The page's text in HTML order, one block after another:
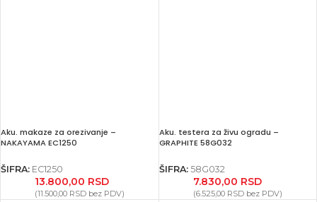
Aku. makaze za orezivanje –
NAKAYAMA EC1250
ŠIFRA: EC1250
13.800,00 RSD
(11.500,00 RSDbez PDV)
Aku. testera za živu ogradu –
GRAPHITE 58G032
ŠIFRA: 58G032
7.830,00 RSD
(6.525,00 RSDbez PDV)